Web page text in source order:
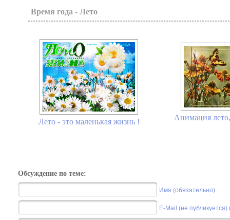
Время года - Лето
Лето - это маленькая жизнь ! Анимация
Обсуждение по теме:
Имя (обязательно)
E-Mail (не